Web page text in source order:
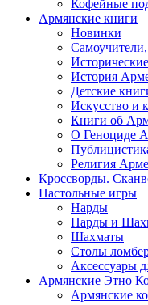
Кофейные
Армянские книги
Новинки
История
Детские
Иcкусство и
Книги об
О Геноциде
Религия
Кроссворды.
Настольные игры
Нарды
Нарды и
Шахматы
Столы
Аксессуары
Армянские Этно
Армянские